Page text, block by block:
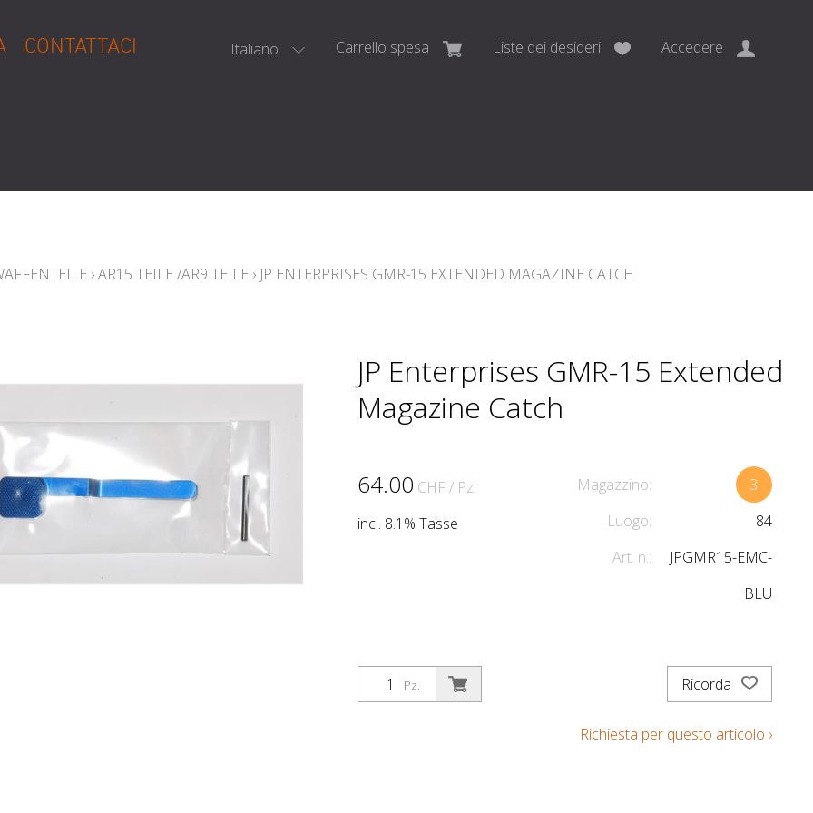
Italiano Carrello spesa Liste dei desideri Accedere
CONTATTACI
›AR15 TEILE /AR9 TEILE › JP ENTERPRISES GMR-15 EXTENDED MAGAZINE CATCH
JP Enterprises GMR-15 Extended
Magazine Catch
64.00 CHF / Pz.
incl. 8.1% Tasse
Magazzino:
3
Luogo:
84
Art. n.:
JPGMR15-EMC-
BLU
Pz. Ricorda
Richiesta per questo articolo ›